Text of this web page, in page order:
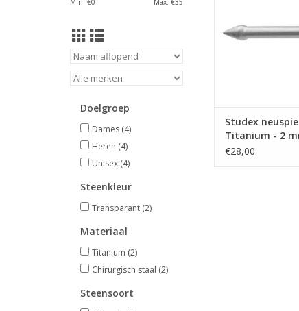
Min: €0 Max: €35
Doelgroep
Dames (4)
Heren (4)
Unisex (4)
Steenkleur
Transparant (2)
Materiaal
Titanium (2)
Chirurgisch staal (2)
Steensoort
Studex
Titanium - 2
Zirkonia
€28,00